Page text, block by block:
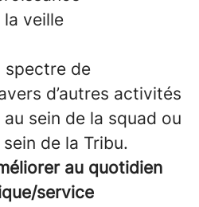
veille
spectre de
d’autres activités
sein de la squad ou
de la Tribu.
au quotidien
service